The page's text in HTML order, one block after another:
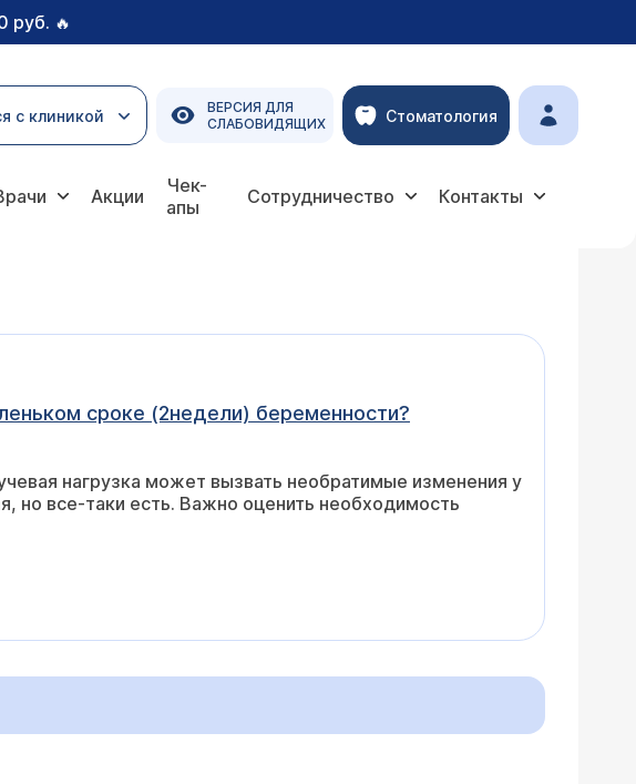
руб. 🔥
с клиникой
ВЕРСИЯ ДЛЯ
СЛАБОВИДЯЩИХ
Стоматология
Акции
Чек-
апы
Сотрудничество Контакты
сроке (2недели) беременности?
нагрузка может вызвать необратимые изменения у
но все-таки есть. Важно оценить необходимость